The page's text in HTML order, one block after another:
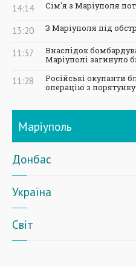
14:14 Сім'я з Маріуполя
13:20 З Маріуполя під
11:37
Внаслідок
Маріуполі загинуло
11:28
Російські окупанти
операцію з
Маріуполь
Донбас
Україна
Світ